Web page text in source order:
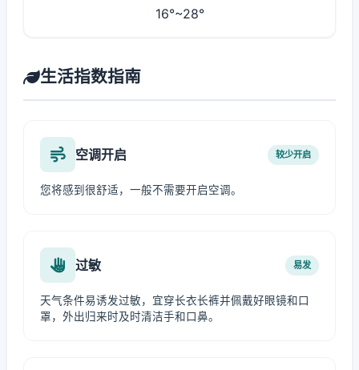
16°~28°
生活指数指南
空调开启 较少开启
您将感到很舒适，一般不需要开启空调。
过敏 易发
天气条件易诱发过敏，宜穿长衣长裤并佩戴好眼镜和口
罩，外出归来时及时清洁手和口鼻。